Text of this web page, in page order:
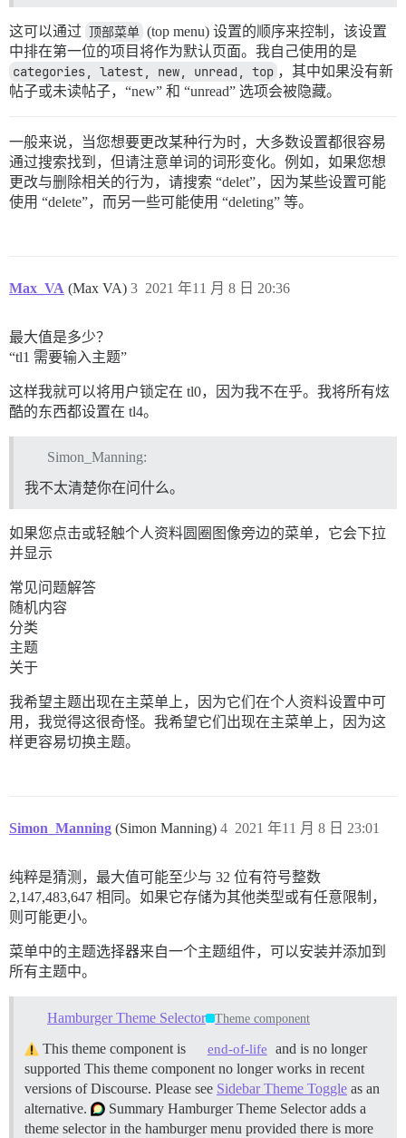
这可以通过 顶部菜单 (top menu) 设置的顺序来控制，该设置
中排在第一位的项目将作为默认页面。我自己使用的是
categories, latest, new, unread, top ，其中如果没有新
帖子或未读帖子，“new” 和 “unread” 选项会被隐藏。
一般来说，当您想要更改某种行为时，大多数设置都很容易
通过搜索找到，但请注意单词的词形变化。例如，如果您想
更改与删除相关的行为，请搜索 “delet”，因为某些设置可能
使用 “delete”，而另一些可能使用 “deleting” 等。
Max_VA (Max VA) 2021 年11 月 8 日 20:36
3
最大值是多少？
“tl1 需要输入主题”
这样我就可以将用户锁定在 tl0，因为我不在乎。我将所有炫
酷的东西都设置在 tl4。
Simon_Manning:
我不太清楚你在问什么。
如果您点击或轻触个人资料圆圈图像旁边的菜单，它会下拉
并显示
常见问题解答
随机内容
分类
主题
关于
我希望主题出现在主菜单上，因为它们在个人资料设置中可
用，我觉得这很奇怪。我希望它们出现在主菜单上，因为这
样更容易切换主题。
Simon_Manning (Simon Manning) 2021 年11 月 8 日 23:01
4
纯粹是猜测，最大值可能至少与 32 位有符号整数
2,147,483,647 相同。如果它存储为其他类型或有任意限制，
则可能更小。
菜单中的主题选择器来自一个主题组件，可以安装并添加到
所有主题中。
Hamburger Theme Selector Theme component
This theme component is end-of-life
and is no longer
supported This theme component no longer works in recent
versions of Discourse. Please see Sidebar Theme Toggle as an
alternative.
Summary Hamburger Theme Selector adds a
theme selector in the hamburger menu provided there is more